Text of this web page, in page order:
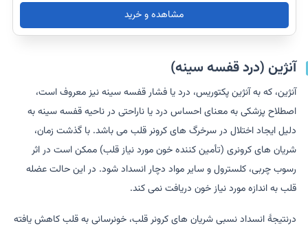
مشاهده و خرید
آنژین (درد قفسه سینه)
آنژین، که به آنژین پکتوریس، درد یا فشار قفسه سینه نیز معروف است،
اصطلاح پزشکی به معنای احساس درد یا ناراحتی در ناحیه قفسه سینه به
دلیل ایجاد اختلال در سرخرگ های کرونر قلب می باشد. با گذشت زمان،
شریان های کرونری (تأمین کننده خون مورد نیاز قلب) ممکن است در اثر
رسوب چربی، کلسترول و سایر مواد دچار انسداد شود. در این حالت عضله
قلب به اندازه مورد نیاز خون دریافت نمی کند.
درنتیجۀ انسداد نسبی شریان های کرونر قلب، خونرسانی به قلب کاهش یافته